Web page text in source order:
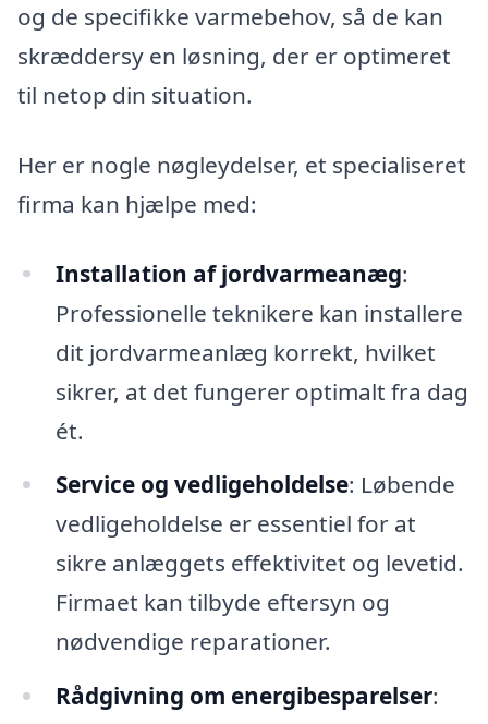
og de specifikke varmebehov, så de kan
skræddersy en løsning, der er optimeret
til netop din situation.
Her er nogle nøgleydelser, et specialiseret
firma kan hjælpe med:
Installation af jordvarmeanæg:
Professionelle teknikere kan installere
dit jordvarmeanlæg korrekt, hvilket
sikrer, at det fungerer optimalt fra dag
ét.
Service og vedligeholdelse: Løbende
vedligeholdelse er essentiel for at
sikre anlæggets effektivitet og levetid.
Firmaet kan tilbyde eftersyn og
nødvendige reparationer.
Rådgivning om energibesparelser: